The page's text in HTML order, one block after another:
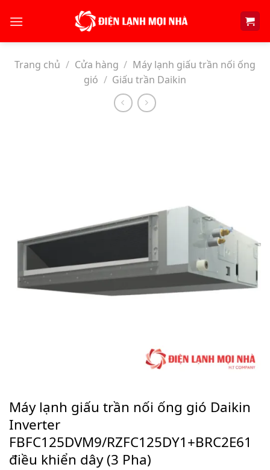
Trang chủ / Cửa hàng / Máy lạnh giấu trần nối ống
gió / Giấu trần Daikin
Máy lạnh giấu trần nối ống gió Daikin
Inverter
FBFC125DVM9/RZFC125DY1+BRC2E61
điều khiển dây (3 Pha)